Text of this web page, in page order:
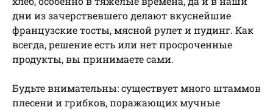
дни из зачерствевшего делают вкуснейшие
французские тосты, мясной рулет и пудинг. Как
всегда, решение есть или нет просроченные
продукты, вы принимаете сами.
Будьте внимательны: существует много штаммов
плесени и грибков, поражающих мучные